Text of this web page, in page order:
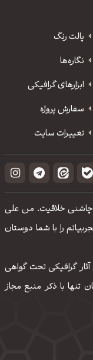
پالت رنگ
نگاره‌ها
ابزارهای گرافیکی
سفارش پروژه
تغییرات سایت
چاشنی خلاقیت. من علی
را با شما دوستان
گرافیکی تحت گواهی
تنها با ذکر منبع مجاز